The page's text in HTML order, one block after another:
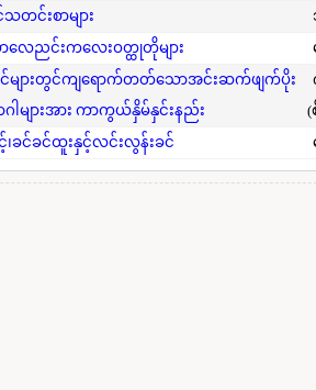
င်းစာများ
လေညင်းကလေးဝတ္ထုတိုများ
များတွင်ကျရောက်တတ်သောအင်းဆက်ဖျက်ပိုး
ာဂါများအား ကာကွယ်နှိမ်နှင်းနည်း
(
င့်၊ခင်ခင်ထူးနှင့်လင်းလွန်းခင်